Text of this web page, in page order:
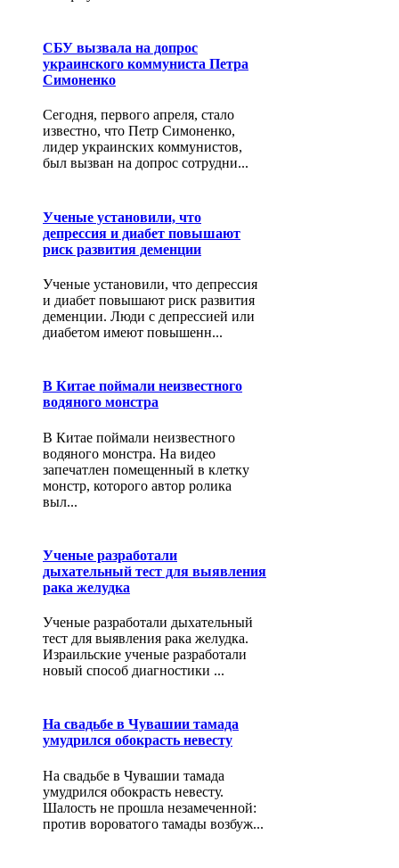
СБУ вызвала на допрос
украинского коммуниста Петра
Симоненко
Сегодня, первого апреля, стало
известно, что Петр Симоненко,
лидер украинских коммунистов,
был вызван на допрос сотрудни...
Ученые установили, что
депрессия и диабет повышают
риск развития деменции
Ученые установили, что депрессия
и диабет повышают риск развития
деменции. Люди с депрессией или
диабетом имеют повышенн...
В Китае поймали неизвестного
водяного монстра
В Китае поймали неизвестного
водяного монстра. На видео
запечатлен помещенный в клетку
монстр, которого автор ролика
выл...
Ученые разработали
дыхательный тест для выявления
рака желудка
Ученые разработали дыхательный
тест для выявления рака желудка.
Израильские ученые разработали
новый способ диагностики ...
На свадьбе в Чувашии тамада
умудрился обокрасть невесту
На свадьбе в Чувашии тамада
умудрился обокрасть невесту.
Шалость не прошла незамеченной:
против вороватого тамады возбуж...